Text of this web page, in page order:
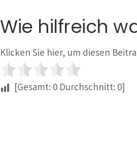
Wie hilfreich
Klicken Sie hier, um diesen
[Gesamt: 0 Durchschnitt: 0]